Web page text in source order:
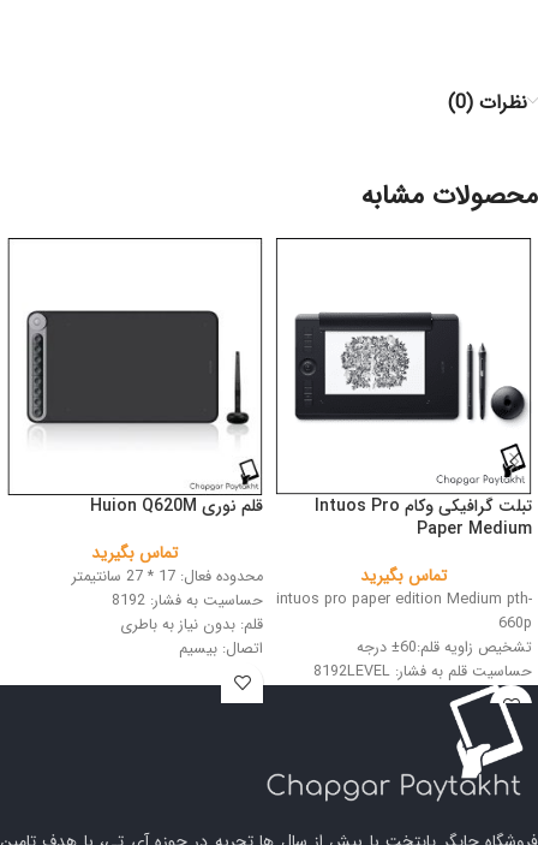
نظرات (0)
محصولات مشابه
تبلت گرافیکی وکام Intuos Pro
Paper Medium
تماس بگیرید
intuos pro paper edition Medium pth-
660p
تشخیص زاویه قلم:60± درجه
حساسیت قلم به فشار: 8192LEVEL
رزولوشن: 5080LPI
اندازه کاغذ A5
قلم نوری Huion Q620M
تماس بگیرید
محدوده فعال: 17 * 27 سانتیمتر
حساسیت به فشار: 8192
قلم: بدون نیاز به باطری
اتصال: بیسیم
رنگ: مشکی